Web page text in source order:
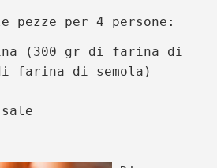
pezze per 4 persone:
(300 gr di farina di
farina di semola)